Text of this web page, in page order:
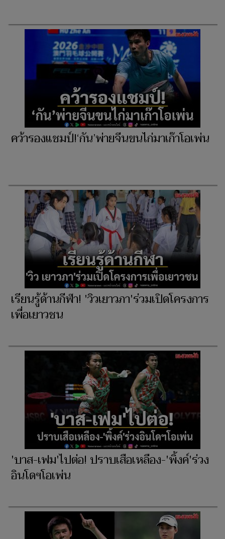
คว้ารองแชมป์!‘กัน’พ่ายจีนขนไก่มาเก๊าโอเพ่น
เรียนรู้ด้านกีฬา! 'วิวเยาวภา'ร่วมเปิดโครงการ
เพื่อเยาวชน
'บาส-เฟม'ไปต่อ! ปราบเสือเหลือง-'พิ้งค์'ร่วง
อินโดฯโอเพ่น